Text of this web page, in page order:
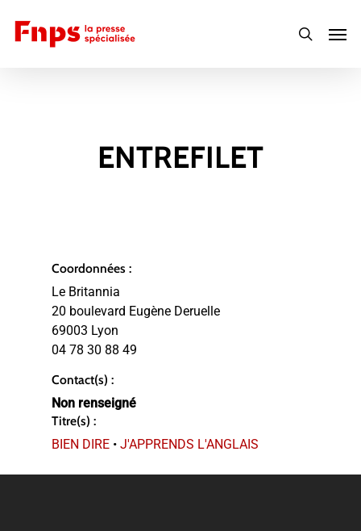
main
search
ENTREFILET
Coordonnées :
Le Britannia
20 boulevard Eugène Deruelle
69003 Lyon
04 78 30 88 49
Contact(s) :
Non renseigné
Titre(s) :
BIEN DIRE • J'APPRENDS L'ANGLAIS